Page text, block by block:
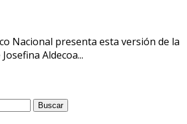
Nacional presenta esta versión de la
Aldecoa...